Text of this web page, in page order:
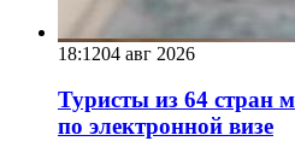
18:1204 авг 2026
Туристы из 64 стран
по электронной визе